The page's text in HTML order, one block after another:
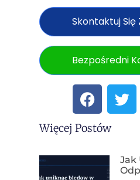
Skontaktuj Się
Bezpośredni
Więcej Postów
Jak